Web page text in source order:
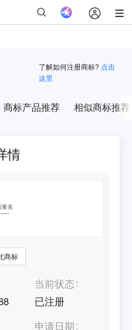
了解如何注册商标? 点击
这里
商标产品推荐 相似商标推荐
情
商标
当前状态
已注册
申请日期